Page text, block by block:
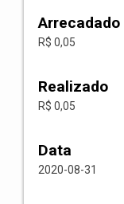
Arrecadado
R$ 0,05
Realizado
R$ 0,05
Data
2020-08-31